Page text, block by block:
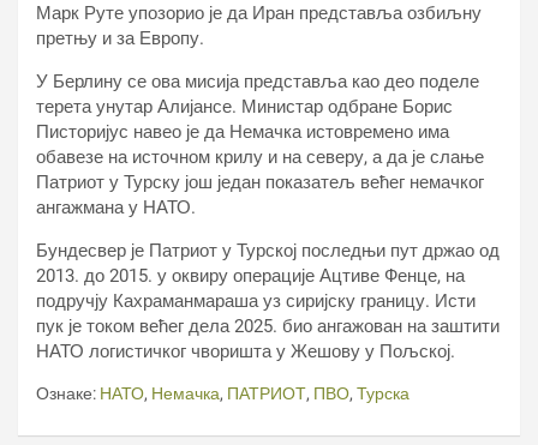
Марк Руте упозорио је да Иран представља озбиљну
претњу и за Европу.
У Берлину се ова мисија представља као део поделе
терета унутар Алијансе. Министар одбране Борис
Писторијус навео је да Немачка истовремено има
обавезе на источном крилу и на северу, а да је слање
Патриот у Турску још један показатељ већег немачког
ангажмана у НАТО.
Бундесвер је Патриот у Турској последњи пут држао од
2013. до 2015. у оквиру операције Ацтиве Фенце, на
подручју Кахраманмараша уз сиријску границу. Исти
пук је током већег дела 2025. био ангажован на заштити
НАТО логистичког чворишта у Жешову у Пољској.
Ознаке: НАТО, Немачка, ПАТРИОТ, ПВО, Турска